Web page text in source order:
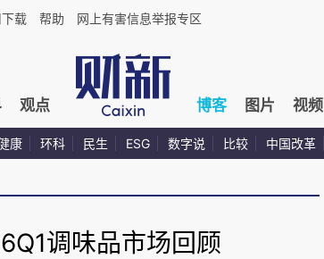
载 帮助 网上有害信息举报专区
观点 博客 图片 视频
康 环科 民生 ESG 数字说 比较 中国改革
调味品市场回顾